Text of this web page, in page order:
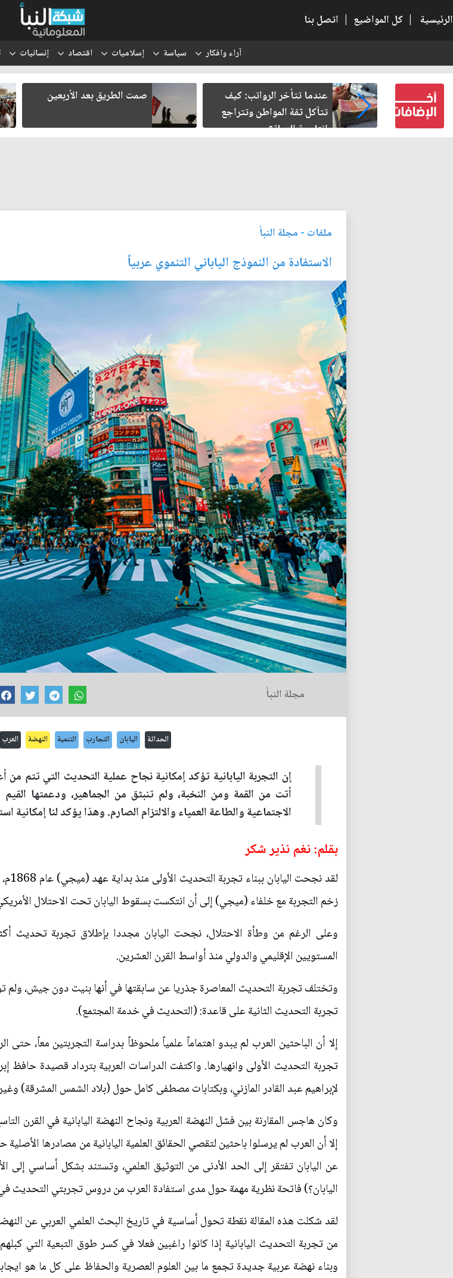
الرئيسية | كل المواضيع | اتصل بنا
آراء وافكار سياسة إسلاميات اقتصاد إنسانيات
حين
عندما تتأخر الرواتب: كيف
تتآكل ثقة المواطن وتتراجع
إنتاجية الدولة؟
صمت الطريق بعد الأربعين
ملفات - مجلة النبأ
الاستفادة من النموذج الياباني التنموي عربياً
مجلة النبأ
الحداثة اليابان التجارب التنمية النهضة العرب
إن التجربة اليابانية تؤكد إمكانية نجاح عملية التحديث التي تتم
أتت من القمة ومن النخبة، ولم تنبثق من الجماهير، ودعمتها
الاجتماعية والطاعة العمياء والالتزام الصارم. وهذا يؤكد لنا إمكانية
بقلم: نغم نذير شكر
لقد
زخم التجربة مع خلفاء (ميجي) إلى أن انتكست بسقوط اليابان تحت الاحتلال الأمريكي
وعلى الرغم من وطأة الاحتلال، نجحت اليابان مجددا بإطلاق تجربة تحديث
المستويين الإقليمي والدولي منذ أواسط القرن العشرين.
وتختلف تجربة التحديث المعاصرة جذريا عن سابقتها في أنها بنيت دون جيش، ولم
تجربة التحديث الثانية على قاعدة: (التحديث في خدمة المجتمع).
إلا أن الباحثين العرب لم يبدو اهتماماً علمياً ملحوظاً بدراسة التجربتين معاً، حتى
تجربة التحديث الأولى وانهيارها. واكتفت الدراسات العربية بترداد قصيدة حافظ
لإبراهيم عبد القادر المازني، وبكتابات مصطفى كامل حول (بلاد الشمس المشرقة)
وكان هاجس المقارنة بين فشل النهضة العربية ونجاح النهضة اليابانية في القرن
إلا أن العرب لم يرسلوا باحثين لتقصي الحقائق العلمية اليابانية من مصادرها
عن اليابان تفتقر إلى الحد الأدنى من التوثيق العلمي، وتستند بشكل أساسي إلى
اليابان؟) فاتحة نظرية مهمة حول مدى استفادة العرب من دروس تجربتي التحديث في
لقد شكلت هذه المقالة نقطة تحول أساسية في تاريخ البحث العلمي العربي عن
من تجربة التحديث اليابانية إذا كانوا راغبين فعلا في كسر طوق التبعية التي
وبناء نهضة عربية جديدة تجمع ما بين العلوم العصرية والحفاظ على كل ما هو